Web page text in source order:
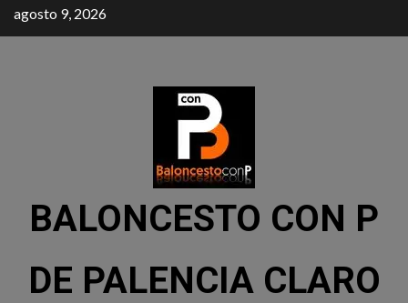
agosto 9, 2026
BALONCESTO CON P
DE PALENCIA CLARO